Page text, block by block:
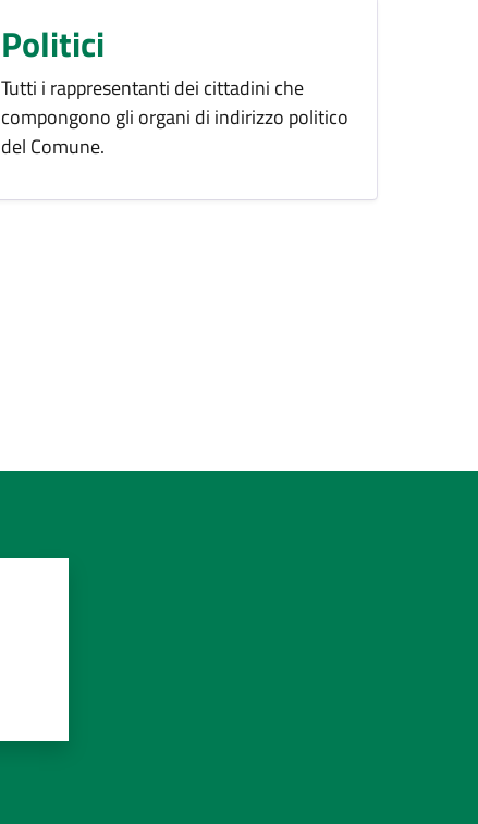
Politici
Tutti i rappresentanti dei cittadini che
compongono gli organi di indirizzo politico
del Comune.